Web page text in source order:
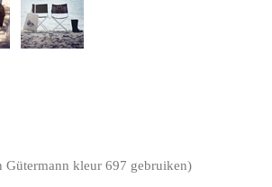
kleur 697 gebruiken)